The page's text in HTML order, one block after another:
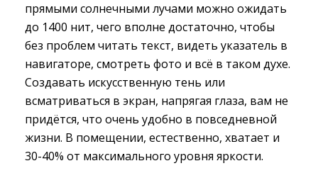
прямыми солнечными лучами можно ожидать
до 1400 нит, чего вполне достаточно, чтобы
без проблем читать текст, видеть указатель в
навигаторе, смотреть фото и всё в таком духе.
Создавать искусственную тень или
всматриваться в экран, напрягая глаза, вам не
придётся, что очень удобно в повседневной
жизни. В помещении, естественно, хватает и
30-40% от максимального уровня яркости.